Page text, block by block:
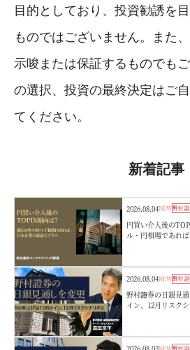
目的としており、投資勧誘を
ものではございません。また
示唆または保証するものでも
の選択、投資の最終決定はご
てください。
新着記事
2026.08.04NEW野村
円買い介入後の
ル・円相場であれ
2026.08.04NEW野村
野村證券の日銀見
イン、12月リスク
NEW野村